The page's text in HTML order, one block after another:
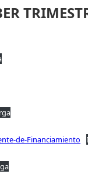
de-Financiamiento